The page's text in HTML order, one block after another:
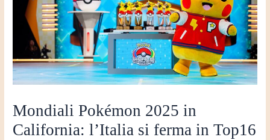
Mondiali Pokémon 2025 in
California: l’Italia si ferma in Top16